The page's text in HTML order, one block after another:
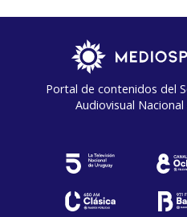
Portal de contenidos del
Audiovisual Nacional